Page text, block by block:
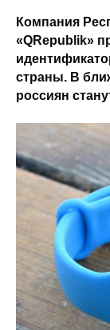
Компания
«QRepublik»
страны. В
россиян